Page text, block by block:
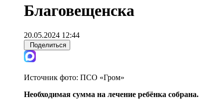
Благовещенска
20.05.2024 12:44
Поделиться
Источник фото: ПСО «Гром»
Необходимая сумма на лечение ребёнка собрана.